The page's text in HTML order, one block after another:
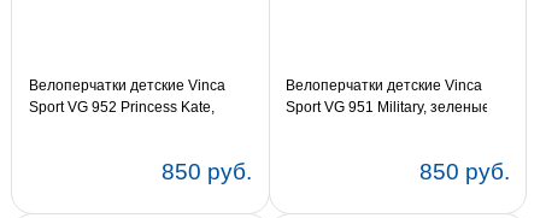
Велоперчатки детские Vinca
Sport VG 952 Princess Kate,
850 руб.
Велоперчатки детские Vinca
Sport VG 951 Military, зеленые
850 руб.